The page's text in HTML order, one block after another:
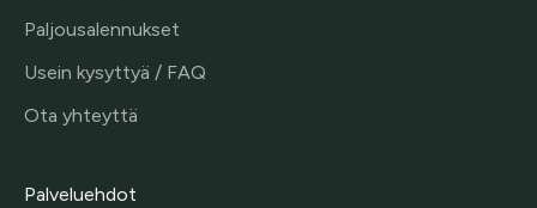
Paljousalennukset
Usein kysyttyä / FAQ
Ota yhteyttä
Palveluehdot